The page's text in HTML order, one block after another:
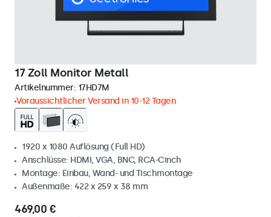
17 Zoll Monitor Metall
Artikelnummer: 17HD7M
Voraussichtlicher Versand in 10-12 Tagen
1920 x 1080 Auflösung (Full HD)
Anschlüsse: HDMI, VGA, BNC, RCA-Cinch
Montage: Einbau, Wand- und Tischmontage
Außenmaße: 422 x 259 x 38 mm
469,00 €